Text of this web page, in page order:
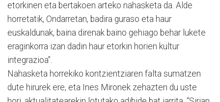
etorkinen eta bertakoen arteko nahasketa da. Alde
horretatik, Ondarretan, badira guraso eta haur
euskaldunak, baina direnak baino gehiago behar lukete
eraginkorra izan dadin haur etorkin horien kultur
integrazioa”.
Nahasketa horrekiko kontzientziaren falta sumatzen
dute hirurek ere, eta Ines Mironek zehazten du uste